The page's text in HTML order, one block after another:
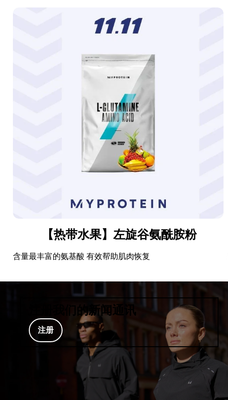
【热带水果】左旋谷氨酰胺粉
含量最丰富的氨基酸 有效帮助肌肉恢复
注册我们的新闻通讯
注册